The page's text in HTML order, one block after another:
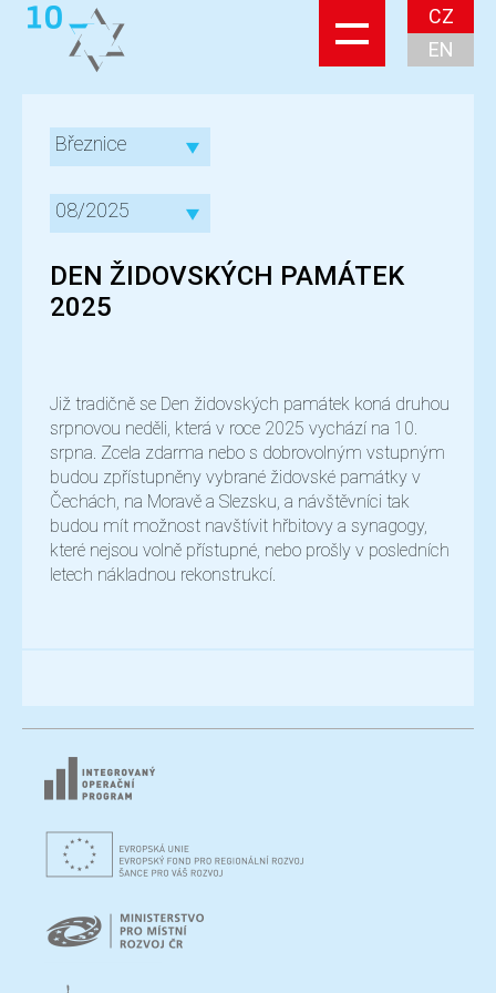
CZ
EN
Březnice
08/2025
DEN ŽIDOVSKÝCH PAMÁTEK
2025
Již tradičně se Den židovských památek koná druhou
srpnovou neděli, která v roce 2025 vychází na 10.
srpna. Zcela zdarma nebo s dobrovolným vstupným
budou zpřístupněny vybrané židovské památky v
Čechách, na Moravě a Slezsku, a návštěvníci tak
budou mít možnost navštívit hřbitovy a synagogy,
které nejsou volně přístupné, nebo prošly v posledních
letech nákladnou rekonstrukcí.